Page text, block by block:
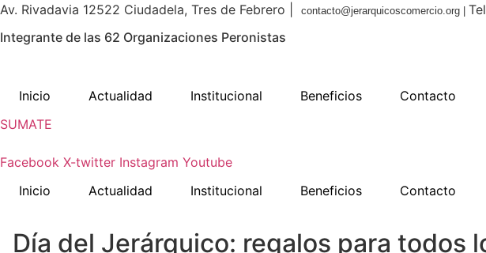
Av. Rivadavia 12522 Ciudadela, Tres de Febrero | contacto@jerarquicoscomercio.org |
Integrante de las 62 Organizaciones Peronistas
Inicio Actualidad Institucional Beneficios
Contacto
SUMATE
Facebook X-twitter Instagram Youtube
Inicio
Actualidad Institucional Beneficios Contacto
Día del Jerárquico: regalos para todos